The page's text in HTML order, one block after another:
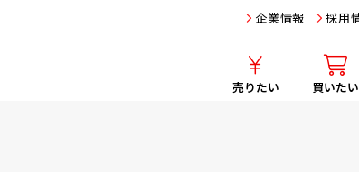
企業情報 採用
売りたい 買いたい